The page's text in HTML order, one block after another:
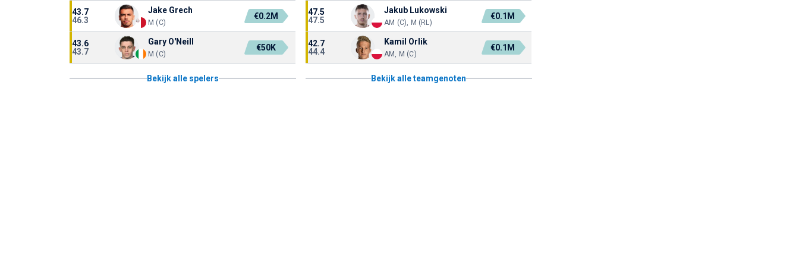
43.7
46.3
Jake Grech
M (C)
€0.2M
43.6
43.7
Gary O'Neill
M (C)
€50K
Bekijk alle spelers
47.5
47.5
Jakub Lukowski
AM (C), M (RL)
€0.1M
42.7
44.4
Kamil Orlik
AM, M (C)
€0.1M
Bekijk alle teamgenoten